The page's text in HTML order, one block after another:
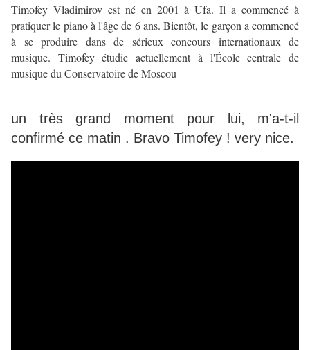
Timofey Vladimirov est né en 2001 à Ufa. Il a commencé à
pratiquer le piano à l'âge de 6 ans. Bientôt, le garçon a commencé
à se produire dans de sérieux concours internationaux de
musique. Timofey étudie actuellement à l'École centrale de
musique du Conservatoire de Moscou
un très grand moment pour lui, m'a-t-il
confirmé ce matin . Bravo Timofey ! very nice.